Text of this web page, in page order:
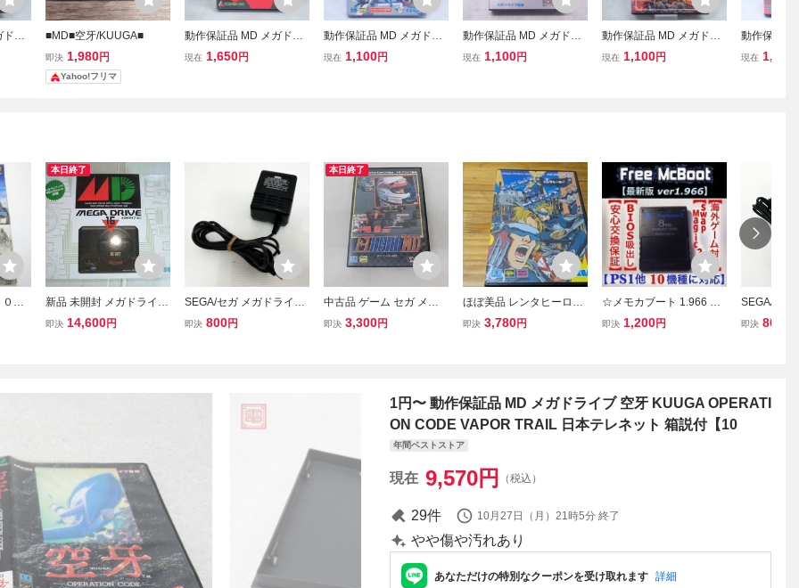
ドラ
■MD■空牙/KUUGA■
即決 1,980円
Yahoo!フリマ
動作保証品 MD メガドラ
イブ マスター・オブ・モ
現在 1,650円
動作保証品 MD メガドラ
イブ バーチャレーシング
現在 1,100円
動作保証品 MD メガドラ
イブ 三國志II 箱説ハガキ
現在 1,100円
動作保証品 MD メガドラ
イブ ヨーロッパ戦線 箱説
現在 1,100円
動作保証品
イブ スー
現在 1,430
円
本日終了
新品 未開封 メガドライブ
ミニ MEGA FRIVE MD 16
即決 14,600円
SEGA/セガ メガドライブ
2 純正品ACアダプター (S
即決 800円
本日終了
中古品 ゲーム セガ メガ
ドライブ ソフト 中嶋悟監
即決 3,300円
ほぼ美品 レンタヒーロ
ー 箱説あり レトロフ
即決 3,780円
☆メモカブート 1.966 PS
2改造 メモリーカード PS
即決 1,200円
SEGA/セガ
ブ・ゲーム
即決 800
1円〜 動作保証品 MD メガドライブ 空牙 KUUGA OPERATI
ON CODE VAPOR TRAIL 日本テレネット 箱説付【10
年間ベストストア
現在 9,570円 （税込）
29件 10月27日（月）21時5分 終了
やや傷や汚れあり
あなただけの特別なクーポンを受け取れます 詳細